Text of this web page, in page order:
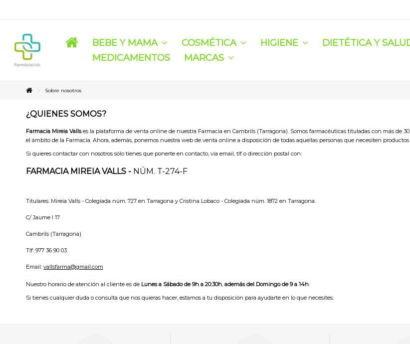
BEBE Y MAMA COSMÉTICA HIGIENE DIETÉTICA Y
MEDICAMENTOS
MARCAS
Sobre nosotros
¿QUIENES SOMOS?
Farmacia Mireia Vallses la plataforma de venta online de nuestra Farmacia en Cambrils (Tarragona). Somos farmacéuticas tituladas con más de
el ámbito de la Farmacia. Ahora, además, ponemos nuestra web de venta online a disposición de todas aquellas personas que necesiten
Si quieres contactar con nosotros sólo tienes que ponerte en contacto, via email, tlf o dirección postal con:
FARMACIA MIREIA VALLS - NÚM. T-274-F
Titulares: Mireia Valls - Colegiada núm. 727 en Tarragona y Cristina Lobaco - Colegiada núm. 1872 en Tarragona.
C/ Jaume I 17
Cambrils (Tarragona)
Tlf: 977 36 90 03
Email: vallsfarma@gmail.com
Nuestro horario de atención al cliente es de Lunes a Sábado de 9h a 20:30h, además del Domingo de 9 a 14h.
Si tienes cualquier duda o consulta que nos quieras hacer, estamos a tu disposición para ayudarte en lo que necesites.